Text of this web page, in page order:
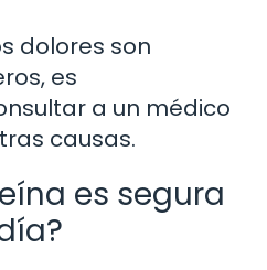
dolores son
es
a un médico
causas.
es segura